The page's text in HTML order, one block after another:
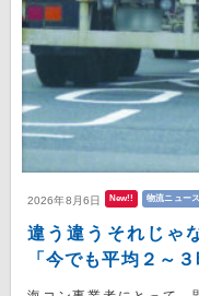
2026年8月6日 New!! 物流ニュース
違う違うそれじ
「今でも平均２～